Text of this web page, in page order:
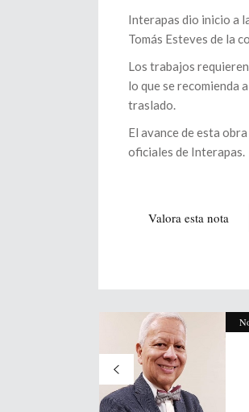
Interapas dio inicio a
Tomás Esteves de la
Los trabajos
lo que se recomienda
traslado.
El avance de esta
oficiales de Interapas.
Valora esta nota